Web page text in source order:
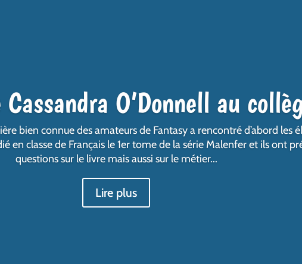
Cassandra O’Donnell au
bien connue des amateurs de Fantasy a rencontré d’abord les
en classe de Français le 1er tome de la série Malenfer et ils ont
questions sur le livre mais aussi sur le métier...
Lire plus